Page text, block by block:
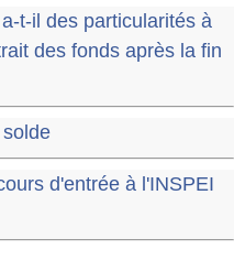
t-il des particularités à
des fonds après la fin
d'entrée à l'INSPEI